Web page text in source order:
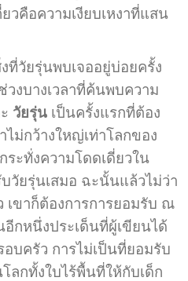
วคือความเงียบเหงาที่แสน
ยรุ่นพบเจออยู่บ่อยครั้ง
งบางเวลาที่ค้นพบความ
วัยรุ่น เป็นครั้งแรกที่ต้อง
ไม่กว้างใหญ่เท่าโลกของ
ะทั่งความโดดเดี่ยวใน
วัยรุ่นเสมอ ฉะนั้นแล้วไม่ว่า
เขาก็ต้องการการยอมรับ ณ
กหนึ่งประเด็นที่ผู้เขียนได้
บครัว การไม่เป็นที่ยอมรับ
ลกทั้งใบไร้พื้นที่ให้กับเด็ก